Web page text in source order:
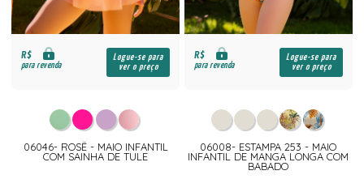
R$
para revenda
Logue-se para
ver o preço
06046- ROSÊ - MAIO INFANTIL
COM SAINHA DE TULE
R$
para revenda
Logue-se para
ver o preço
06008- ESTAMPA 253 - MAIO
INFANTIL DE MANGA LONGA COM
BABADO